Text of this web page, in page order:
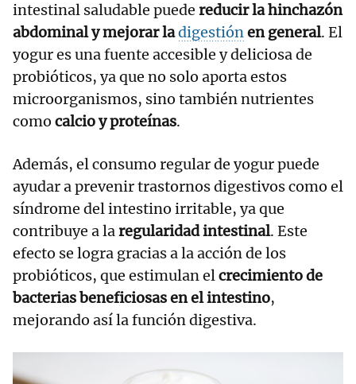
intestinal saludable puede reducir la hinchazón
abdominal y mejorar ladigestiónen general. El
yogur es una fuente accesible y deliciosa de
probióticos, ya que no solo aporta estos
microorganismos, sino también nutrientes
como calcio y proteínas.
Además, el consumo regular de yogur puede
ayudar a prevenir trastornos digestivos como el
síndrome del intestino irritable, ya que
contribuye a laregularidad intestinal. Este
efecto se logra gracias a la acción de los
probióticos, que estimulan elcrecimiento de
bacterias beneficiosas en el intestino,
mejorando así la función digestiva.